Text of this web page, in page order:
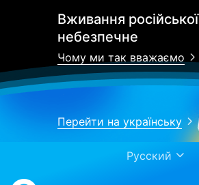
Вживання російської
небезпечне
Чому ми так вважаємо
Перейти на українську
Русский
Work.ua